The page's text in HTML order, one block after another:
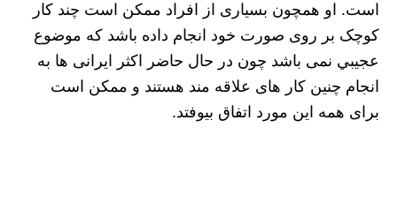
است. او همچون بسیاری از افراد ممکن است چند کار
کوچک بر روی صورت خود انجام داده باشد که موضوع
عجيبي نمی باشد چون در حال حاضر اکثر ایرانی ها به
انجام چنین کار های علاقه مند هستند و ممکن است
برای همه این مورد اتفاق بیوفتد.